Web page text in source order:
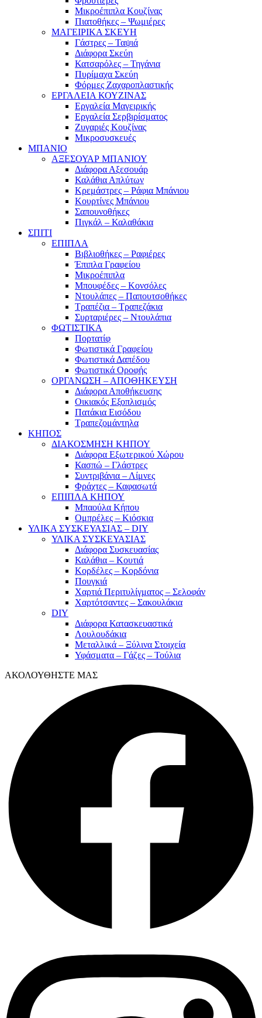
Μικροέπιπλα Κουζίνας
Πιατοθήκες – Ψωμιέρες
ΜΑΓΕΙΡΙΚΑ ΣΚΕΥΗ
Γάστρες – Ταψιά
Διάφορα Σκεύη
Κατσαρόλες – Τηγάνια
Πυρίμαχα Σκεύη
Φόρμες Ζαχαροπλαστικής
ΕΡΓΑΛΕΙΑ ΚΟΥΖΙΝΑΣ
Εργαλεία Μαγειρικής
Εργαλεία Σερβιρίσματος
Ζυγαριές Κουζίνας
Μικροσυσκευές
ΜΠΑΝΙΟ
ΑΞΕΣΟΥΑΡ ΜΠΑΝΙΟΥ
Διάφορα Αξεσουάρ
Καλάθια Απλύτων
Κρεμάστρες – Ράφια Μπάνιου
Κουρτίνες Μπάνιου
Σαπουνοθήκες
Πιγκάλ – Καλαθάκια
ΣΠΙΤΙ
ΕΠΙΠΛΑ
Βιβλιοθήκες – Ραφιέρες
Έπιπλα Γραφείου
Μικροέπιπλα
Μπουφέδες – Κονσόλες
Ντουλάπες – Παπουτσοθήκες
Τραπέζια – Τραπεζάκια
Συρταριέρες – Ντουλάπια
ΦΩΤΙΣΤΙΚΑ
Πορτατίφ
Φωτιστικά Γραφείου
Φωτιστικά Δαπέδου
Φωτιστικά Οροφής
ΟΡΓΑΝΩΣΗ – ΑΠΟΘΗΚΕΥΣΗ
Διάφορα Αποθήκευσης
Οικιακός Εξοπλισμός
Πατάκια Εισόδου
Τραπεζομάντηλα
ΚΗΠΟΣ
ΔΙΑΚΟΣΜΗΣΗ ΚΗΠΟΥ
Διάφορα Εξωτερικού Χώρου
Κασπώ – Γλάστρες
Συντριβάνια – Λίμνες
Φράχτες – Καφασωτά
ΕΠΙΠΛΑ ΚΗΠΟΥ
Μπαούλα Κήπου
Ομπρέλες – Κιόσκια
ΥΛΙΚΑ ΣΥΣΚΕΥΑΣΙΑΣ – DIY
ΥΛΙΚΑ ΣΥΣΚΕΥΑΣΙΑΣ
Διάφορα Συσκευασίας
Καλάθια – Κουτιά
Κορδέλες – Κορδόνια
Πουγκιά
Χαρτιά Περιτυλίγματος – Σελοφάν
Χαρτότσαντες – Σακουλάκια
DIY
Διάφορα Κατασκευαστικά
Λουλουδάκια
Μεταλλικά – Ξύλινα Στοιχεία
Υφάσματα – Γάζες – Τούλια
ΑΚΟΛΟΥΘΗΣΤΕ ΜΑΣ